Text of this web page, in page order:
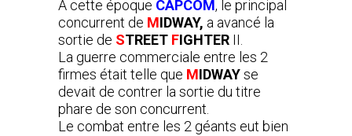
A cette époque CAPCOM, le principal
concurrent de MIDWAY, a avancé la
sortie de STREET FIGHTER II.
La guerre commerciale entre les 2
firmes était telle que MIDWAYse
devait de contrer la sortie du titre
phare de son concurrent.
Le combat entre les 2 géants eut bien